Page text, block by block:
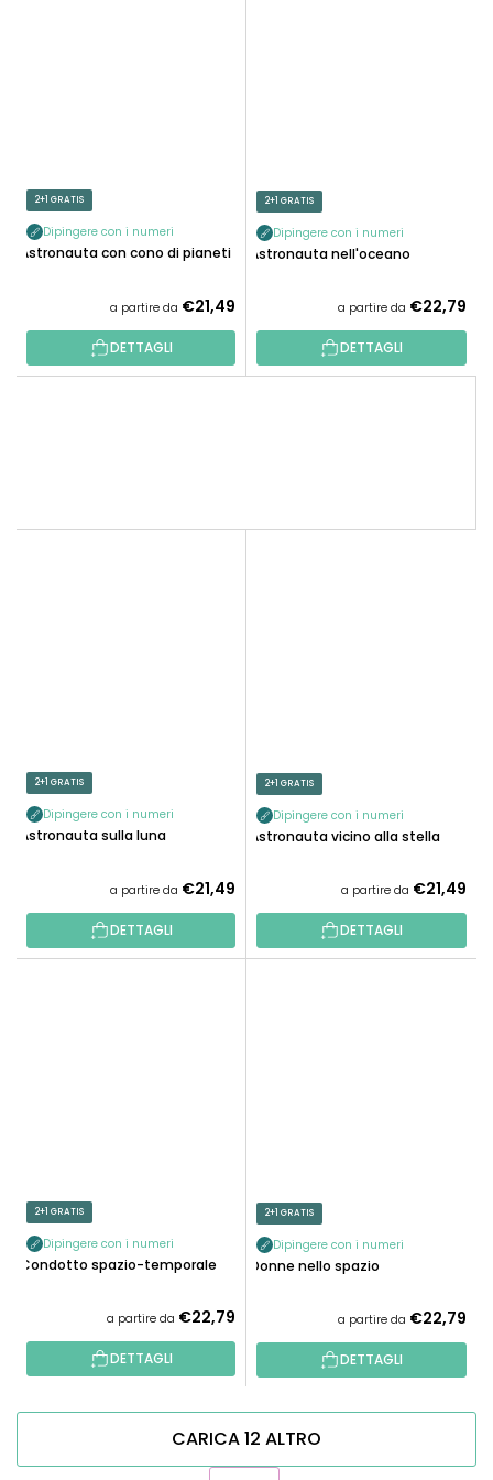
2+1 GRATIS
Dipingere con i numeri
Astronauta con cono di pianeti
a partire da €21,49
DETTAGLI
2+1 GRATIS
Dipingere con i numeri
Astronauta nell'oceano
a partire da €22,79
DETTAGLI
2+1 GRATIS
Dipingere con i numeri
Astronauta sulla luna
a partire da €21,49
DETTAGLI
2+1 GRATIS
Dipingere con i numeri
Astronauta vicino alla stella
a partire da €21,49
DETTAGLI
2+1 GRATIS
Dipingere con i numeri
Condotto spazio-temporale
a partire da €22,79
DETTAGLI
2+1 GRATIS
Dipingere con i numeri
Donne nello spazio
a partire da €22,79
DETTAGLI
CARICA 12 ALTRO